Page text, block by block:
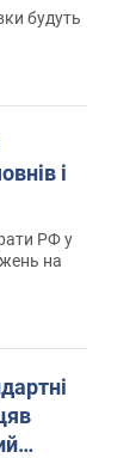
будуть
і
РФ у
на